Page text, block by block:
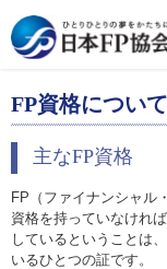
FP資格について
主なFP資格
FP（ファイナンシャル
資格を持っていなけれ
しているということは
いるひとつの証です。